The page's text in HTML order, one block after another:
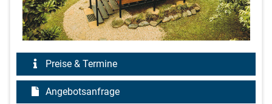
Preise & Termine
Angebotsanfrage